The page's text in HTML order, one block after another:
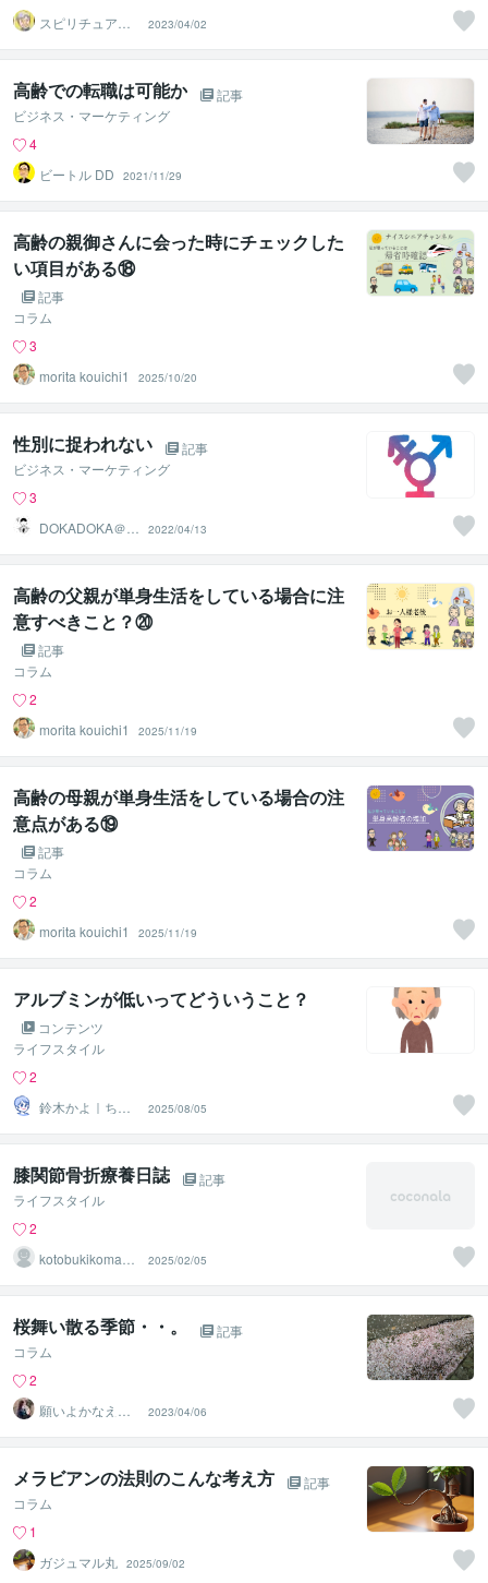
スピリチュアル
カウンセラー
神山 純
2023/04/02
高齢での転職は可能か
記事
ビジネス・マーケティング
4
ビートル DD
2021/11/29
高齢の親御さんに会った時にチェックした
い項目がある⑱
記事
コラム
3
morita kouichi1
2025/10/20
性別に捉われない
記事
ビジネス・マーケティング
3
DOKADOKA＠ネ
2022/04/13
高齢の父親が単身生活をしている場合に注
意すべきこと？⑳
記事
コラム
2
morita kouichi1
2025/11/19
高齢の母親が単身生活をしている場合の注
意点がある⑲
記事
コラム
2
morita kouichi1
2025/11/19
アルブミンが低いってどういうこと？
コンテンツ
ライフスタイル
2
鈴木かよ｜ちゃ
ーちゃんのいえ
2025/08/05
膝関節骨折療養日誌
記事
ライフスタイル
2
kotobukikomam
2025/02/05
桜舞い散る季節・・。
記事
コラム
2
願いよかなえ～
ゆりか～
2023/04/06
メラビアンの法則のこんな考え方
記事
コラム
1
ガジュマル丸 2025/09/02